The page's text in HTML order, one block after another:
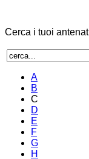
Cerca i tuoi
A
B
C
D
E
F
G
H